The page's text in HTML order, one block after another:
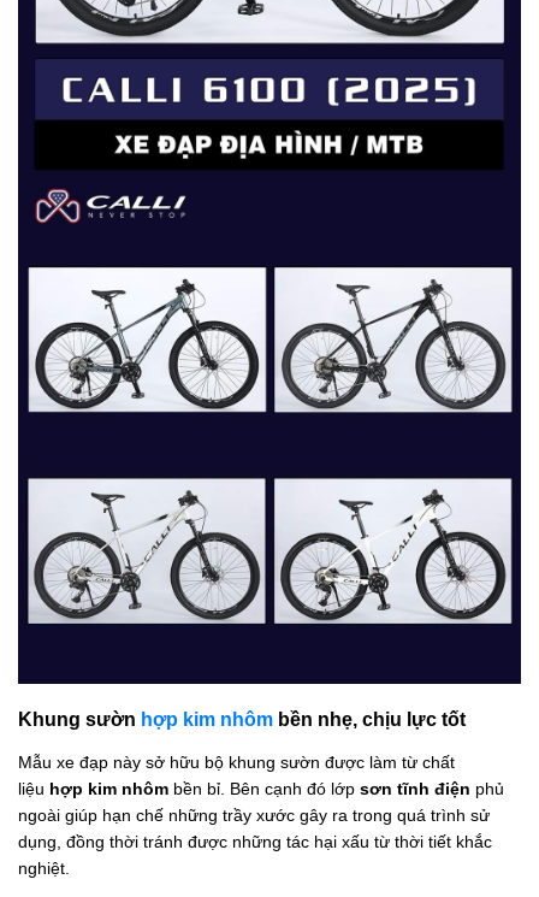
Khung sườn hợp kim nhôm bền nhẹ, chịu lực tốt
Mẫu xe đạp này sở hữu bộ khung sườn được làm từ chất
liệu hợp kim nhôm bền bỉ. Bên cạnh đó lớp sơn tĩnh điện phủ
ngoài giúp hạn chế những trầy xước gây ra trong quá trình sử
dụng, đồng thời tránh được những tác hại xấu từ thời tiết khắc
nghiệt.